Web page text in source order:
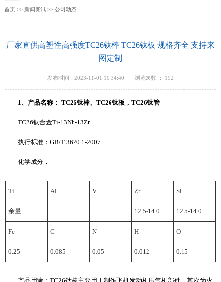
首页 >> 新闻资讯>> 公司动态
厂家直供高塑性高强度TC26钛棒 TC26钛板 规格齐全 支持来
图定制
发布时间：2023-11-01 10:34:40 浏览次数 ： 192
1、产品名称：TC26钛棒、TC26钛板，TC26钛管
TC26钛合金Ti-13Nb-13Zr
执行标准：GB/T 3620.1-2007
化学成分：
Ti Al V Zr Si
余量 12.5-14.0 12.5-14.0
Fe C N H O
0.25 0.085 0.05 0.012 0.15